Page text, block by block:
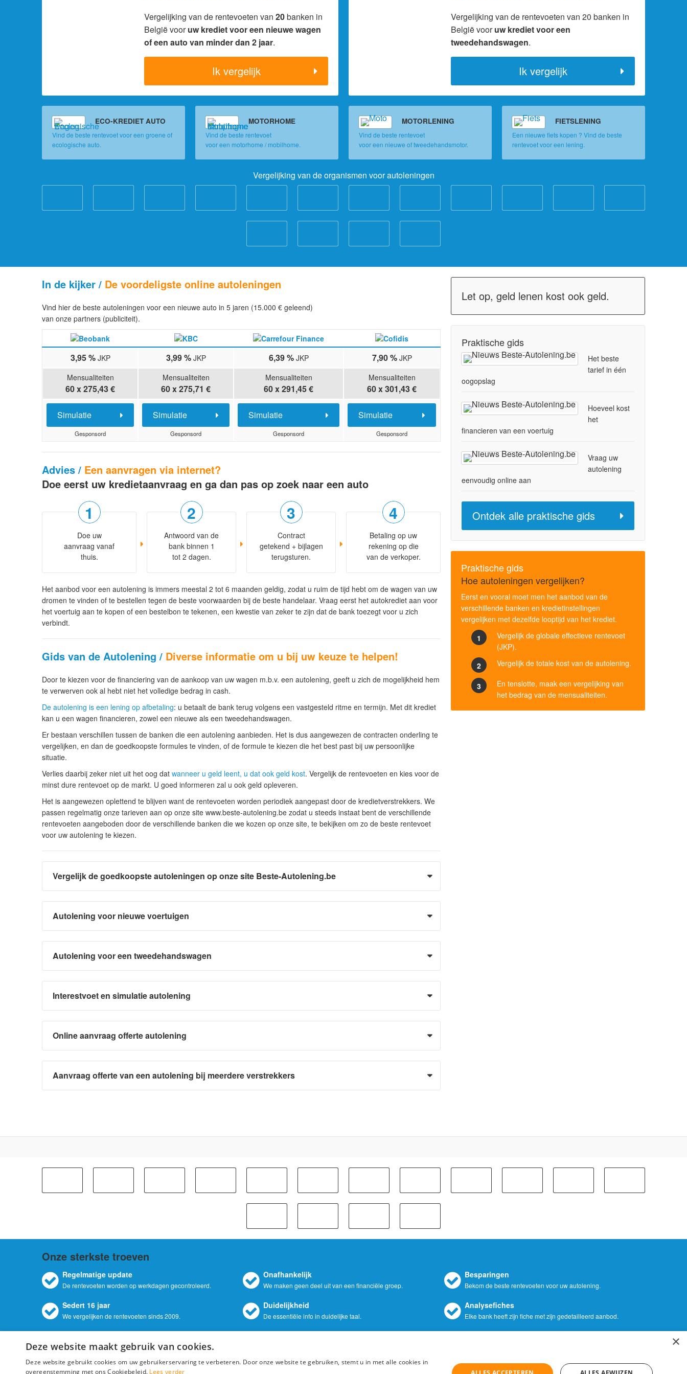
Vergelijking van de rentevoeten van 20banken in
België vooruw krediet voor een nieuwe wagen
of een auto van minder dan 2 jaar.
Ik vergelijk
Vergelijking van de rentevoeten van 20 banken in
België vooruw krediet voor een
tweedehandswagen.
Ik vergelijk
ECO-KREDIET AUTO
Vind de beste rentevoet voor een groene of
ecologische auto.
MOTORHOME
Vind de beste rentevoet
voor een motorhome / mobilhome.
MOTORLENING
Vind de beste rentevoet
voor een nieuwe of tweedehandsmotor.
FIETSLENING
Een nieuwe fiets kopen ? Vind de beste
rentevoet voor een lening.
Vergelijking van de organismen voor autoleningen
In de kijker / De voordeligste online autoleningen
Vind hier de beste autoleningen voor een nieuwe auto in 5 jaren (15.000 € geleend)
van onze partners (publiciteit).
3,95 %JKP 3,99 %JKP 6,39 %JKP 7,90 %JKP
Mensualiteiten
60 x 275,43 €
Mensualiteiten
60 x 275,71 €
Mensualiteiten
60 x 291,45 €
Mensualiteiten
60 x 301,43 €
Simulatie
Gesponsord
Simulatie
Gesponsord
Simulatie
Gesponsord
Simulatie
Gesponsord
Advies / Een aanvragen via internet?
Doe eerst uw kredietaanvraag en ga dan pas op zoek naar een auto
Doe uw
aanvraag vanaf
thuis.
Antwoord van de
bank binnen 1
tot 2 dagen.
Contract
getekend + bijlagen
terugsturen.
Betaling op uw
rekening op die
van de verkoper.
Het aanbod voor een autolening is immers meestal 2 tot 6 maanden geldig, zodat u ruim de tijd hebt om de wagen van uw
dromen te vinden of te bestellen tegen de beste voorwaarden bij de beste handelaar. Vraag eerst het autokrediet aan voor
het voertuig aan te kopen of een bestelbon te tekenen, een kwestie van zeker te zijn dat de bank toezegt voor u zich
verbindt.
Gids van de Autolening / Diverse informatie om u bij uw keuze te helpen!
Door te kiezen voor de financiering van de aankoop van uw wagen m.b.v. een autolening, geeft u zich de mogelijkheid hem
te verwerven ook al hebt niet het volledige bedrag in cash.
De autolening is een lening op afbetaling: u betaalt de bank terug volgens een vastgesteld ritme en termijn. Met dit krediet
kan u een wagen financieren, zowel een nieuwe als een tweedehandswagen.
Er bestaan verschillen tussen de banken die een autolening aanbieden. Het is dus aangewezen de contracten onderling te
vergelijken, en dan de goedkoopste formules te vinden, of de formule te kiezen die het best past bij uw persoonlijke
situatie.
Verlies daarbij zeker niet uit het oog dat wanneer u geld leent, u dat ook geld kost. Vergelijk de rentevoeten en kies voor de
minst dure rentevoet op de markt. U goed informeren zal u ook geld opleveren.
Het is aangewezen oplettend te blijven want de rentevoeten worden periodiek aangepast door de kredietverstrekkers. We
passen regelmatig onze tarieven aan op onze site www.beste-autolening.be zodat u steeds instaat bent de verschillende
rentevoeten aangeboden door de verschillende banken die we kozen op onze site, te bekijken om zo de beste rentevoet
voor uw autolening te kiezen.
Vergelijk de goedkoopste autoleningen op onze site Beste-Autolening.be
Autolening voor nieuwe voertuigen
Autolening voor een tweedehandswagen
Interestvoet en simulatie autolening
Online aanvraag offerte autolening
Aanvraag offerte van een autolening bij meerdere verstrekkers
Let op, geld lenen kost ook geld.
Praktische gids
Het beste
tarief in één
oogopslag
Hoeveel kost
het
financieren van een voertuig
Vraag uw
autolening
eenvoudig online aan
Ontdek alle praktische gids
Praktische gids
Hoe autoleningen vergelijken?
Eerst en vooral moet men het aanbod van de
verschillende banken en kredietinstellingen
vergelijken met dezelfde looptijd van het krediet.
1
Vergelijk de globale effectieve rentevoet
(JKP).
2
Vergelijk de totale kost van de autolening.
3
En tenslotte, maak een vergelijking van
het bedrag van de mensualiteiten.
Onze sterkste troeven
Regelmatige update
De rentevoeten worden op werkdagen gecontroleerd.
Onafhankelijk
We maken geen deel uit van een financiële groep.
Besparingen
Bekom de beste rentevoeten voor uw autolening.
Sedert 16 jaar
We vergelijken de rentevoeten sinds 2009.
Duidelijkheid
De essentiële info in duidelijke taal.
Analysefiches
Elke bank heeft zijn fiche met zijn gedetailleerd aanbod.
© 2026 Beste-Autolening.be : Vind de goekoopste autokrediet voor uw tweedehands of nieuwe auto in België.
Beste-autolening.be is een onafhankelijke publicatie.
×
Deze website maakt gebruik van cookies.
Deze website gebruikt cookies om uw gebruikerservaring te verbeteren. Door onze website te gebruiken, stemt u in met alle cookies in
overeenstemming met ons Cookiebeleid. Lees verder